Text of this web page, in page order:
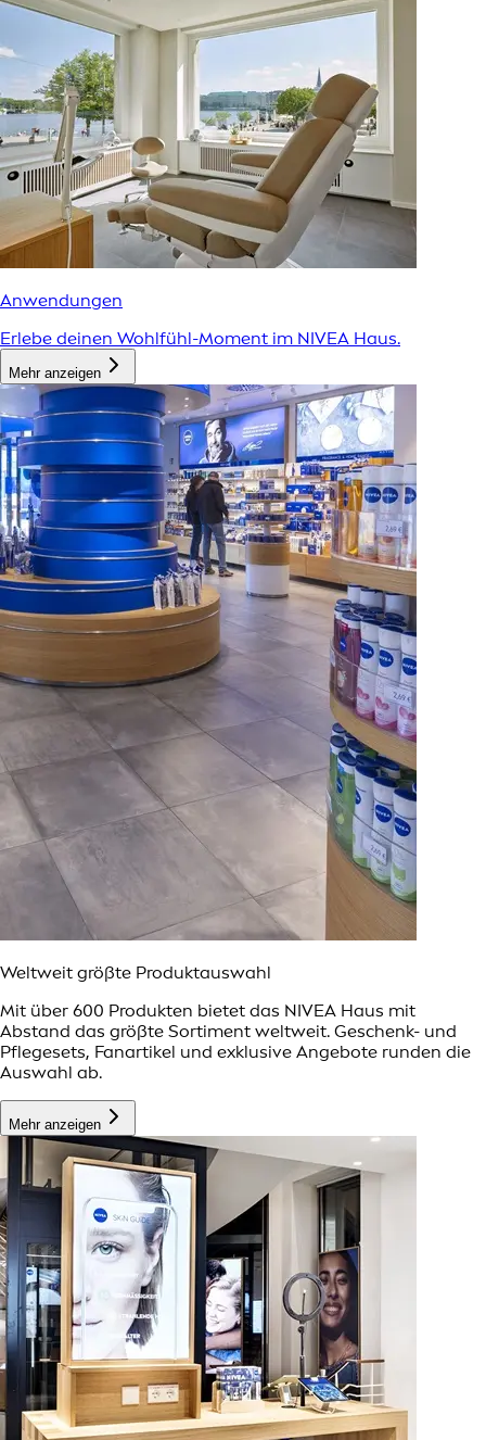
Anwendungen
Erlebe deinen Wohlfühl-Moment im NIVEA Haus.
Mehr anzeigen
Weltweit größte Produktauswahl
Mit über 600 Produkten bietet das NIVEA Haus mit
Abstand das größte Sortiment weltweit. Geschenk- und
Pflegesets, Fanartikel und exklusive Angebote runden die
Auswahl ab.
Mehr anzeigen